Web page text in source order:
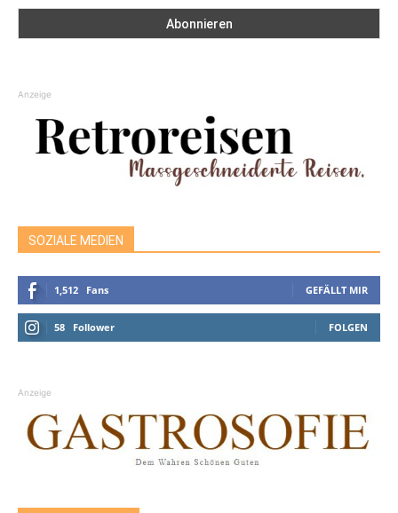
Anzeige
SOZIALE MEDIEN
1,512 Fans GEFÄLLT MIR
58 Follower FOLGEN
Anzeige